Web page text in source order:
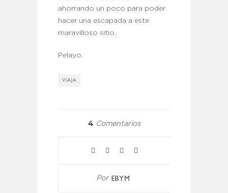
ahorrando un poco para poder
hacer una escapada a este
maravilloso sitio.
Pelayo.
VIAJA
4 Comentarios
Por EBYM